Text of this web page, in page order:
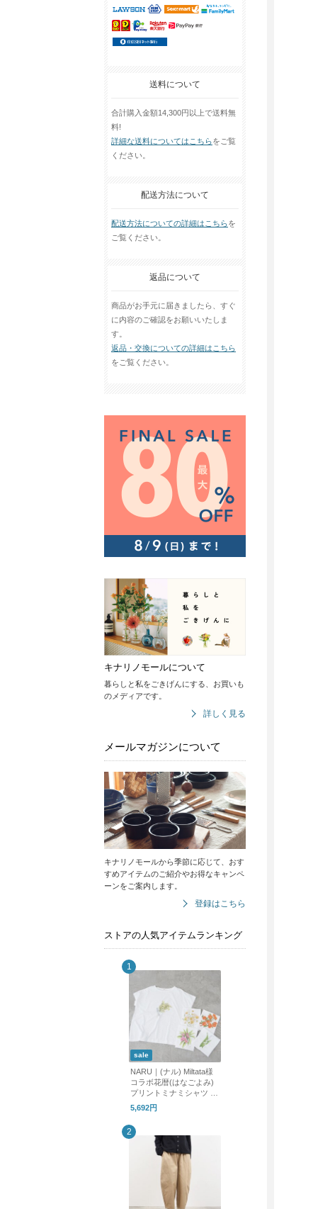
送料について
合計購入金額14,300円以上で送料無
料!
詳細な送料についてはこちらをご覧
ください。
配送方法について
配送方法についての詳細はこちらを
ご覧ください。
返品について
商品がお手元に届きましたら、すぐ
に内容のご確認をお願いいたしま
す。
返品・交換についての詳細はこちら
をご覧ください。
キナリノモールについて
暮らしと私をごきげんにする、お買いも
のメディアです。
詳しく見る
メールマガジンについて
キナリノモールから季節に応じて、おす
すめアイテムのご紹介やお得なキャンペ
ーンをご案内します。
登録はこちら
ストアの人気アイテムランキング
sale
NARU｜(ナル) Miltata様
コラボ花暦(はなごよみ)
プリントミナミシャツ 66
3005 Tシャツ tシャツ プ
リントT
5,692円